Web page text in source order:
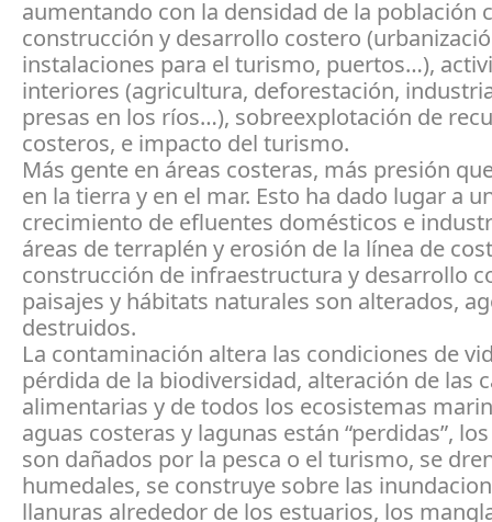
aumentando con la densidad de la población
construcción y desarrollo costero
instalaciones para el turismo, puertos…),
interiores (agricultura, deforestación,
presas en los ríos…), sobreexplotación de
costeros, e impacto del turismo.
Más gente en áreas costeras, más presión
en la tierra y en el mar. Esto ha dado lugar a
crecimiento de efluentes domésticos e
áreas de terraplén y erosión de la línea de
construcción de infraestructura y desarrollo
paisajes y hábitats naturales son alterados,
destruidos.
La contaminación altera las condiciones de
pérdida de la biodiversidad, alteración de las
alimentarias y de todos los ecosistemas
aguas costeras y lagunas están “perdidas”,
son dañados por la pesca o el turismo, se
humedales, se construye sobre las
llanuras alrededor de los estuarios, los